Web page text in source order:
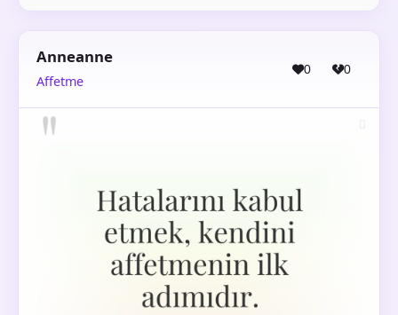
Anneanne
Affetme
0 0